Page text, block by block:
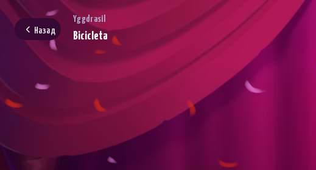
Назад
Yggdrasil
Bicicleta